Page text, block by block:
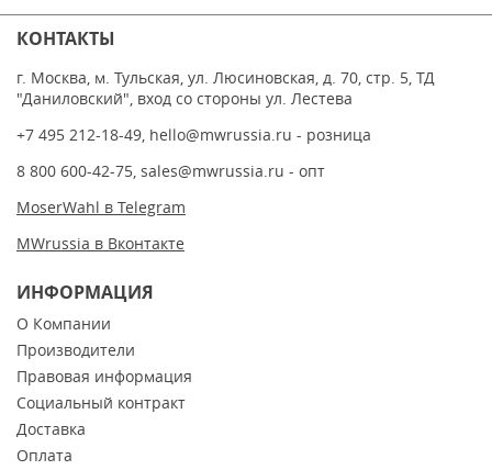
КОНТАКТЫ
г. Москва, м. Тульская, ул. Люсиновская, д. 70, стр. 5, ТД
"Даниловский", вход со стороны ул. Лестева
+7 495 212-18-49, hello@mwrussia.ru - розница
8 800 600-42-75, sales@mwrussia.ru - опт
MoserWahl в Telegram
MWrussia в Вконтакте
ИНФОРМАЦИЯ
О Компании
Производители
Правовая информация
Социальный контракт
Доставка
Оплата